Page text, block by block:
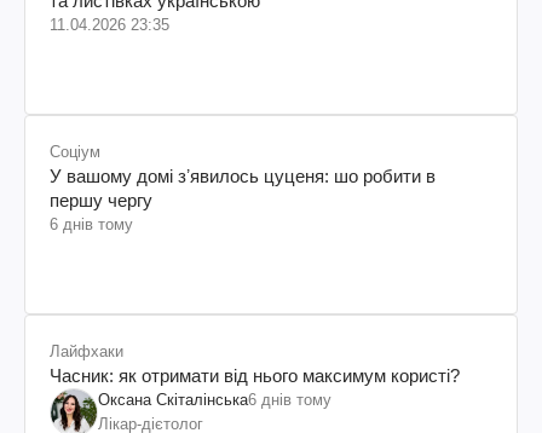
11.04.2026 23:35
Соціум
У вашому домі зʼявилось цуценя: шо робити в
першу чергу
6 днів тому
Лайфхаки
Часник: як отримати від нього максимум користі?
Оксана Скіталінська6 днів тому
Лікар-дієтолог